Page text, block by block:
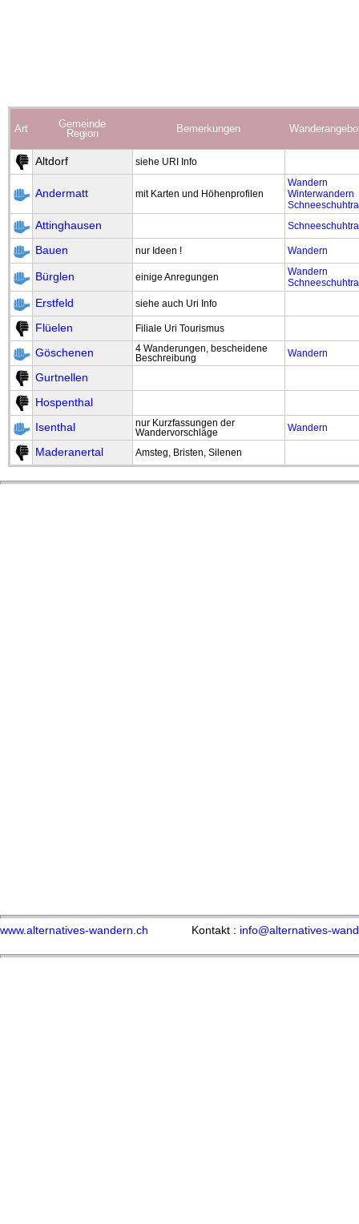
Art
Gemeinde
Region
Bemerkungen
Altdorf siehe URI Info
Andermatt mit Karten und Höhenprofilen
Wandern
Winterwandern
Attinghausen
Bauen nur Ideen ! Wandern
Bürglen einige Anregungen
Wandern
Erstfeld siehe auch Uri Info
Flüelen Filiale Uri Tourismus
Göschenen
4 Wanderungen, bescheidene
Beschreibung
Wandern
Gurtnellen
Hospenthal
Isenthal
nur Kurzfassungen der
Wandervorschläge
Wandern
Maderanertal Amsteg, Bristen, Silenen
www.alternatives-wandern.ch Kontakt : info@alternatives-